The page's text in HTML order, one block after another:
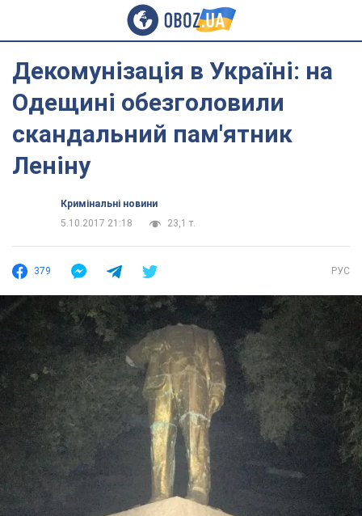
Декомунізація в Україні: на
Одещині обезголовили
скандальний пам'ятник
Леніну
Кримінальні новини
5.10.2017 21:18
23,1 т.
379 РУС